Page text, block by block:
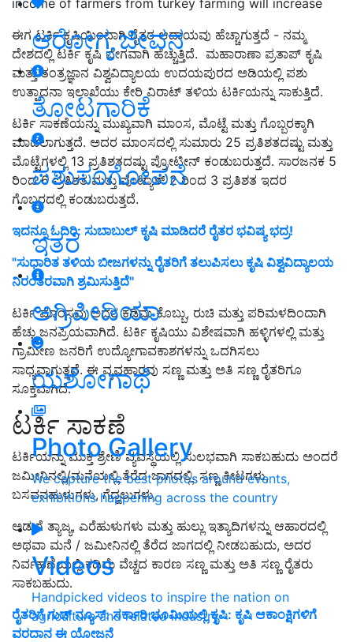
ಆರೋಗ್ಯ ಜೀವನ
ತೋಟಗಾರಿಕೆ
ಪಶುಸಂಗೋಪನೆ
ಇತರೆ
ಅಗ್ರಿಪೀಡಿಯಾ
ಯಶೋಗಾಥೆ
Photo Gallery
We capture the best photos around events,
exhibitions happening across the country
Videos
Handpicked videos to inspire the nation on
agriculture and related industry
ಈಗ ಟರ್ಕಿ ಕೃಷಿಯಿಂದಾಗಿ ರೈತರ ಆದಾಯವು ಹೆಚ್ಚಾಗುತ್ತದೆ - ನಮ್ಮ
ದೇಶದಲ್ಲಿ ಟರ್ಕಿ ಕೃಷಿ ವೇಗವಾಗಿ ಹೆಚ್ಚುತ್ತಿದೆ. ಮಹಾರಾಣಾ ಪ್ರತಾಪ್ ಕೃಷಿ
ಮತ್ತು ತಂತ್ರಜ್ಞಾನ ವಿಶ್ವವಿದ್ಯಾಲಯ ಉದಯಪುರದ ಅಡಿಯಲ್ಲಿ ಪಶು
ಉತ್ಪಾದನಾ ಇಲಾಖೆಯು ಕೇರಿ ವಿರಾಟ್ ತಳಿಯ ಟರ್ಕಿಯನ್ನು ಸಾಕುತ್ತಿದೆ.
ಟರ್ಕಿ ಸಾಕಣೆಯನ್ನು ಮುಖ್ಯವಾಗಿ ಮಾಂಸ, ಮೊಟ್ಟೆ ಮತ್ತು ಗೊಬ್ಬರಕ್ಕಾಗಿ
ಮಾಡಲಾಗುತ್ತದೆ. ಅದರ ಮಾಂಸದಲ್ಲಿ ಸುಮಾರು 25 ಪ್ರತಿಶತದಷ್ಟು ಮತ್ತು
ಮೊಟ್ಟೆಗಳಲ್ಲಿ 13 ಪ್ರತಿಶತದಷ್ಟು ಪ್ರೋಟೀನ್ ಕಂಡುಬರುತ್ತದೆ. ಸಾರಜನಕ 5
ರಿಂದ 6 ಪ್ರತಿಶತ ಮತ್ತು ಪೊಟ್ಯಾಶ್ 2 ರಿಂದ 3 ಪ್ರತಿಶತ ಇದರ
ಗೊಬ್ಬರದಲ್ಲಿ ಕಂಡುಬರುತ್ತದೆ.
ಇದನ್ನೂ ಓದಿರಿ: ಸುಬಾಬುಲ್ ಕೃಷಿ ಮಾಡಿದರೆ ರೈತರ ಭವಿಷ್ಯ ಭದ್ರ!
"ಸುಧಾರಿತ ತಳಿಯ ಬೀಜಗಳನ್ನು ರೈತರಿಗೆ ತಲುಪಿಸಲು ಕೃಷಿ ವಿಶ್ವವಿದ್ಯಾಲಯ
ನಿರಂತರವಾಗಿ ಶ್ರಮಿಸುತ್ತಿದೆ"
ಟರ್ಕಿ ಮಾಂಸವು ಅದರ ಕಡಿಮೆ ಕೊಬ್ಬು, ರುಚಿ ಮತ್ತು ಪರಿಮಳದಿಂದಾಗಿ
ಹೆಚ್ಚು ಜನಪ್ರಿಯವಾಗಿದೆ. ಟರ್ಕಿ ಕೃಷಿಯು ವಿಶೇಷವಾಗಿ ಹಳ್ಳಿಗಳಲ್ಲಿ ಮತ್ತು
ಗ್ರಾಮೀಣ ಜನರಿಗೆ ಉದ್ಯೋಗಾವಕಾಶಗಳನ್ನು ಒದಗಿಸಲು
ಸಾಧ್ಯವಾಗುತ್ತದೆ. ಈ ವ್ಯವಹಾರವು ಸಣ್ಣ ಮತ್ತು ಅತಿ ಸಣ್ಣ ರೈತರಿಗೂ
ಸೂಕ್ತವಾಗಿದೆ.
ಟರ್ಕಿ ಸಾಕಣೆ
ಟರ್ಕಿಯನ್ನು ಮುಕ್ತ ಶ್ರೇಣಿ ವ್ಯವಸ್ಥೆಯಲ್ಲಿ ಸುಲಭವಾಗಿ ಸಾಕಬಹುದು ಅಂದರೆ
ಜಮೀನಿನಲ್ಲಿ/ಮನೆಯಲ್ಲಿ ತೆರೆದ ಜಾಗದಲ್ಲಿ. ಸಣ್ಣ ಕೀಟಗಳು,
ಬಸವನಹುಳುಗಳು, ಗೆದ್ದಲುಗಳು,
ಅಡುಗೆ ತ್ಯಾಜ್ಯ, ಎರೆಹುಳುಗಳು ಮತ್ತು ಹುಲ್ಲು ಇತ್ಯಾದಿಗಳನ್ನು ಆಹಾರದಲ್ಲಿ
ಅಥವಾ ಮನೆ / ಜಮೀನಿನಲ್ಲಿ ತೆರೆದ ಜಾಗದಲ್ಲಿ ನೀಡಬಹುದು, ಅದರ
ನಿರ್ವಹಣೆಯಲ್ಲಿ ಕಡಿಮೆ ವೆಚ್ಚದ ಕಾರಣ ಸಣ್ಣ ಮತ್ತು ಅತಿ ಸಣ್ಣ ರೈತರು
ಸಾಕಬಹುದು.
ರೈತರಿಗೆ ಗುಡ್ ನ್ಯೂಸ್: ಸರ್ಕಾರಿ ಭೂಮಿಯಲ್ಲಿ ಕೃಷಿ: ಕೃಷಿ ಆಕಾಂಕ್ಷಿಗಳಿಗೆ
ವರದಾನ ಈ ಯೋಜನೆ